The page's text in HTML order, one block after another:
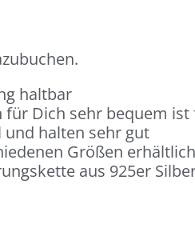
haltbar
für Dich sehr bequem
halten sehr gut
Größen
aus 925er